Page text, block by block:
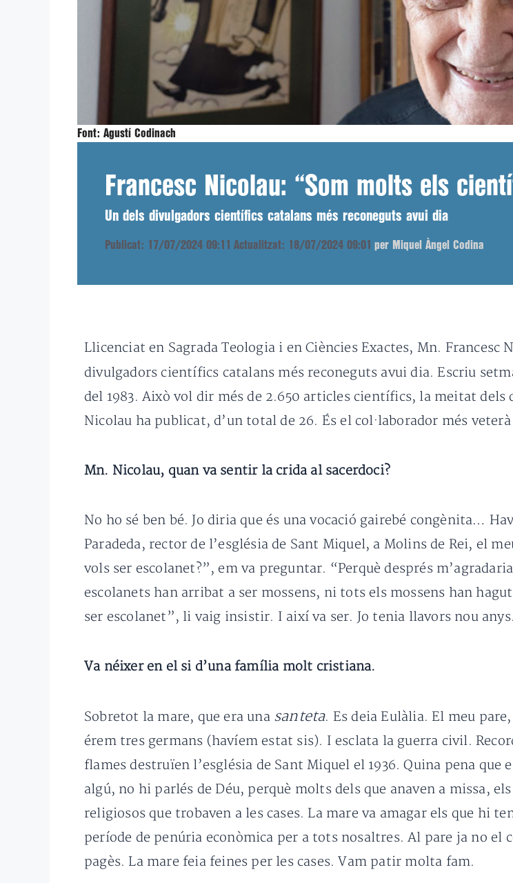
Font: Agustí Codinach
Francesc Nicolau: “Som molts els
Un dels divulgadors científics catalans més reconeguts avui dia
Publicat: 17/07/2024 09:11 Actualitzat: 18/07/2024 09:01 per Miquel Àngel Codina
Llicenciat en Sagrada Teologia i en Ciències Exactes, Mn. Francesc
divulgadors científics catalans més reconeguts avui dia. Escriu
del 1983. Això vol dir més de 2.650 articles científics, la meitat dels
Nicolau ha publicat, d’un total de 26. És el col·laborador més
Mn. Nicolau, quan va sentir la crida al sacerdoci?
No ho sé ben bé. Jo diria que és una vocació gairebé congènita…
Paradeda, rector de l’església de Sant Miquel, a Molins de Rei, el
vols ser escolanet?”, em va preguntar. “Perquè després
escolanets han arribat a ser mossens, ni tots els mossens han
ser escolanet”, li vaig insistir. I així va ser. Jo tenia llavors nou anys.
Va néixer en el si d’una família molt cristiana.
Sobretot la mare, que era una santeta. Es deia Eulàlia. El meu
érem tres germans (havíem estat sis). I esclata la guerra civil.
flames destruïen l’església de Sant Miquel el 1936. Quina pena que
algú, no hi parlés de Déu, perquè molts dels que anaven a missa,
religiosos que trobaven a les cases. La mare va amagar els que hi
període de penúria econòmica per a tots nosaltres. Al pare ja no el
pagès. La mare feia feines per les cases. Vam patir molta fam.